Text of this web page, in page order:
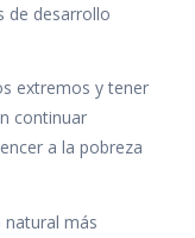
de desarrollo
extremos y tener
continuar
a la pobreza
natural más